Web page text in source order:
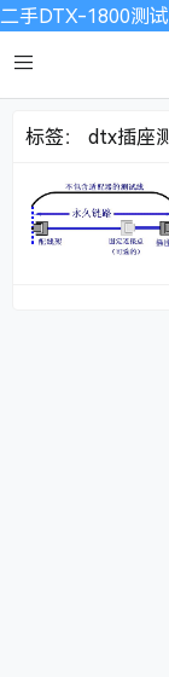
二手DTX-1800测
标签： dtx插座